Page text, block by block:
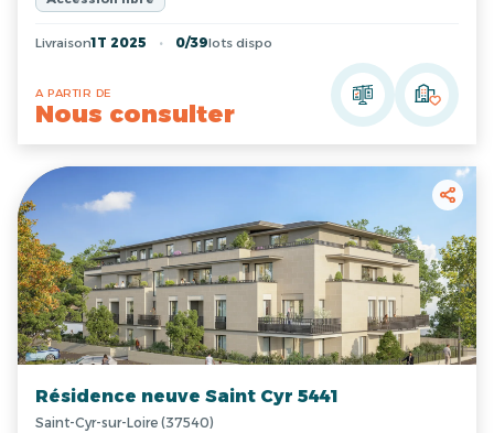
Livraison1T 2025 0/39lots dispo
A PARTIR DE
Nous consulter
Résidence neuve Saint Cyr 5441
Saint-Cyr-sur-Loire (37540)